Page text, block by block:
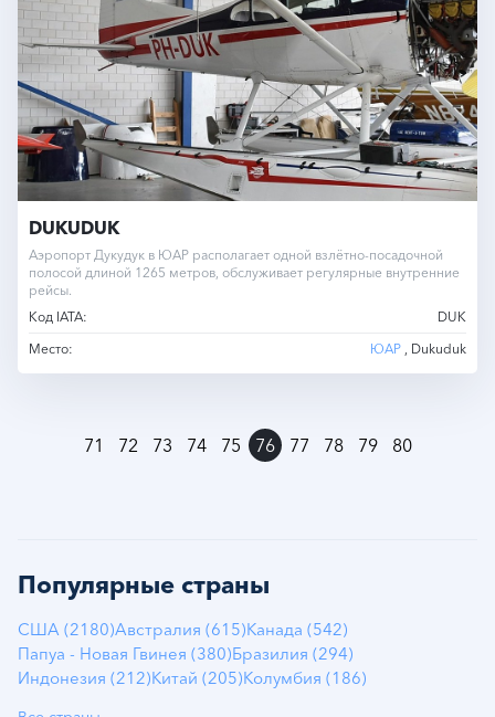
DUKUDUK
Аэропорт Дукудук в ЮАР располагает одной взлётно-посадочной
полосой длиной 1265 метров, обслуживает регулярные внутренние
рейсы.
Код IATA:
DUK
Место:
ЮАР , Dukuduk
71 72 73 74 75 76 77 78 79 80
Популярные страны
США (2180)Австралия (615)Канада (542)
Папуа - Новая Гвинея (380)Бразилия (294)
Индонезия (212)Китай (205)Колумбия (186)